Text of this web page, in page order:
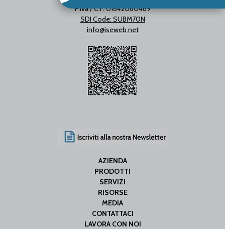
P.Iva / C.F. 01642060469
SDI Code: SUBM70N
info@iseweb.net
AZIENDA
PRODOTTI
SERVIZI
RISORSE
MEDIA
CONTATTACI
LAVORA CON NOI